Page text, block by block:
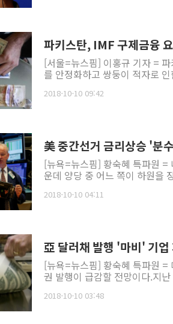
파키스탄, IMF 구제금융
[서울=뉴스핌] 이홍규 기자 =
를 안정화하고 쌍둥이 적자로
2018-10-10 09:42
美 중간선거 금리상승 '분
[뉴욕=뉴스핌] 황숙혜 특파원 =
운데 양당 중 어느 쪽이 하원을
2018-10-10 04:11
亞 달러채 발행 '마비' 기업
[뉴욕=뉴스핌] 황숙혜 특파원 =
권 발행이 급감할 전망이다.지
2018-10-10 03:48